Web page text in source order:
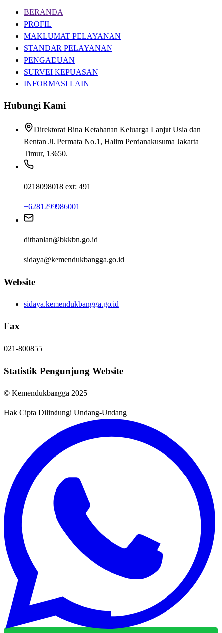
BERANDA
PROFIL
MAKLUMAT PELAYANAN
STANDAR PELAYANAN
PENGADUAN
SURVEI KEPUASAN
INFORMASI LAIN
Hubungi Kami
Direktorat Bina Ketahanan Keluarga Lanjut Usia dan
Rentan Jl. Permata No.1, Halim Perdanakusuma Jakarta
Timur, 13650.
0218098018 ext: 491
+6281299986001
dithanlan@bkkbn.go.id
sidaya@kemendukbangga.go.id
Website
sidaya.kemendukbangga.go.id
Fax
021-800855
Statistik Pengunjung Website
© Kemendukbangga 2025
Hak Cipta Dilindungi Undang-Undang